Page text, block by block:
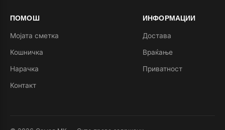
ПОМОШ
Мојата сметка
Кошничка
Нарачка
Контакт
ИНФОРМАЦИИ
Достава
Враќање
Приватност